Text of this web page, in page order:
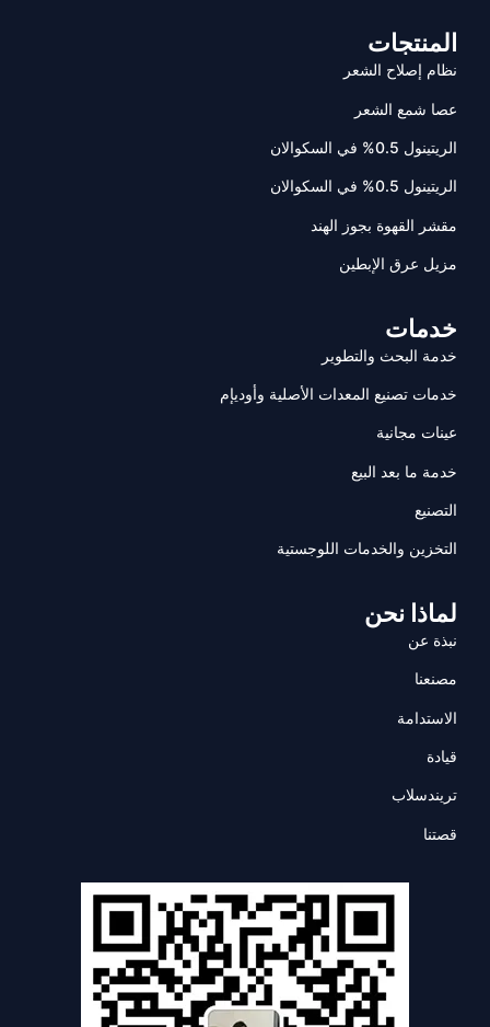
المنتجات
نظام إصلاح الشعر
عصا شمع الشعر
الريتينول 0.5% في السكوالان
الريتينول 0.5% في السكوالان
مقشر القهوة بجوز الهند
مزيل عرق الإبطين
خدمات
خدمة البحث والتطوير
خدمات تصنيع المعدات الأصلية وأوديإم
عينات مجانية
خدمة ما بعد البيع
التصنيع
التخزين والخدمات اللوجستية
لماذا نحن
نبذة عن
مصنعنا
الاستدامة
قيادة
تريندسلاب
قصتنا